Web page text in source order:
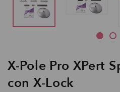
X-Pole Pro XPert
con X-Lock